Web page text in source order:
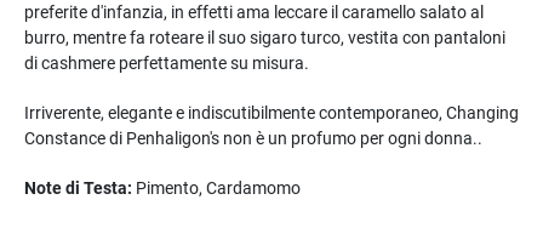
preferite d'infanzia, in effetti ama leccare il caramello salato al
burro, mentre fa roteare il suo sigaro turco, vestita con pantaloni
di cashmere perfettamente su misura.
Irriverente, elegante e indiscutibilmente contemporaneo, Changing
Constance di Penhaligon's non è un profumo per ogni donna..
Note di Testa: Pimento, Cardamomo